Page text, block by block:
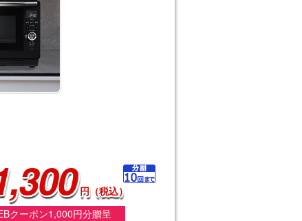
円（税込）
クーポン1,000円分贈呈